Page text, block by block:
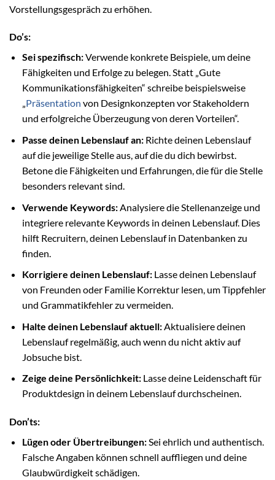
Vorstellungsgespräch zu erhöhen.
Do’s:
Sei spezifisch:Verwende konkrete Beispiele, um deine
Fähigkeiten und Erfolge zu belegen. Statt „Gute
Kommunikationsfähigkeiten“ schreibe beispielsweise
„Präsentation von Designkonzepten vor Stakeholdern
und erfolgreiche Überzeugung von deren Vorteilen“.
Passe deinen Lebenslauf an:Richte deinen Lebenslauf
auf die jeweilige Stelle aus, auf die du dich bewirbst.
Betone die Fähigkeiten und Erfahrungen, die für die Stelle
besonders relevant sind.
Verwende Keywords:Analysiere die Stellenanzeige und
integriere relevante Keywords in deinen Lebenslauf. Dies
hilft Recruitern, deinen Lebenslauf in Datenbanken zu
finden.
Korrigiere deinen Lebenslauf:Lasse deinen Lebenslauf
von Freunden oder Familie Korrektur lesen, um Tippfehler
und Grammatikfehler zu vermeiden.
Halte deinen Lebenslauf aktuell:Aktualisiere deinen
Lebenslauf regelmäßig, auch wenn du nicht aktiv auf
Jobsuche bist.
Zeige deine Persönlichkeit:Lasse deine Leidenschaft für
Produktdesign in deinem Lebenslauf durchscheinen.
Don’ts:
Lügen oder Übertreibungen:Sei ehrlich und authentisch.
Falsche Angaben können schnell auffliegen und deine
Glaubwürdigkeit schädigen.